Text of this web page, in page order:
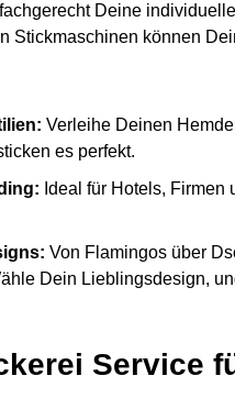
Deine
Stickmaschinen können
Verleihe Deinen
es perfekt.
Ideal für Hotels,
Von Flamingos über
Dein Lieblingsdesign,
Service